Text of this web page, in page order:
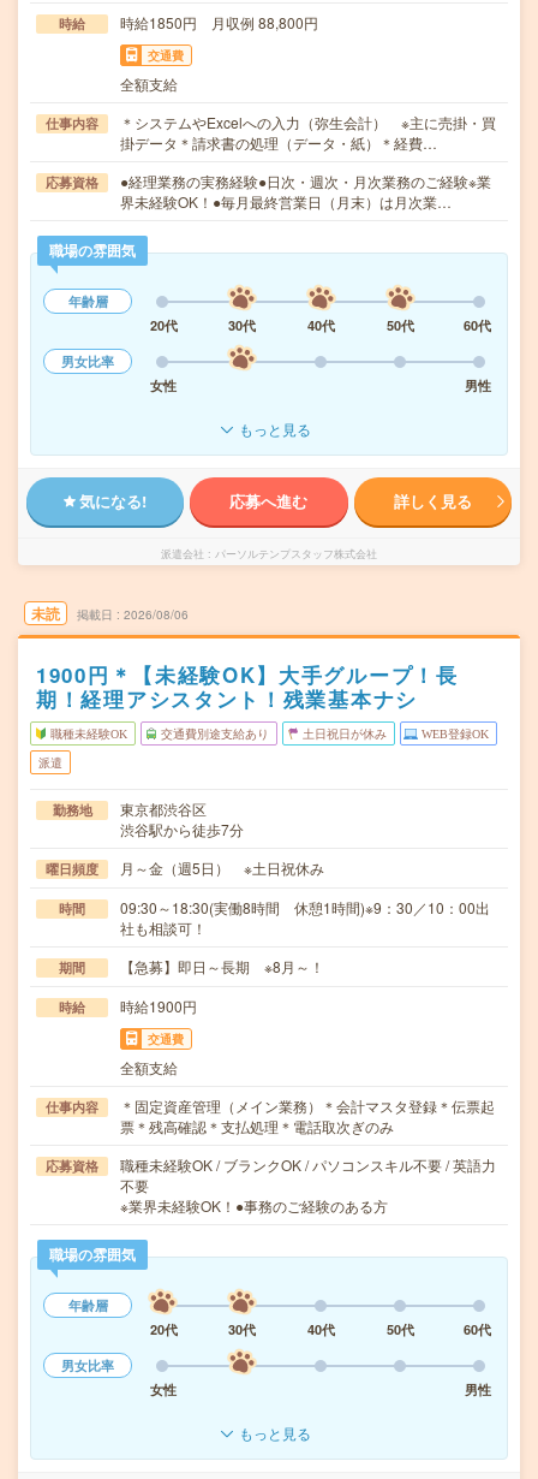
時給 時給1850円 月収例 88,800円
交通費
全額支給
仕事内容
＊システムやExcelへの入力（弥生会計） ※主に売掛・買
掛データ＊請求書の処理（データ・紙）＊経費…
応募資格
●経理業務の実務経験●日次・週次・月次業務のご経験※業
界未経験OK！●毎月最終営業日（月末）は月次業…
職場の雰囲気
年齢層
20代
30代 40代 50代
60代
男女比率
女性
男性
もっと見る
気になる! 応募へ進む 詳しく見る
派遣会社 パーソルテンプスタッフ株式会社
未読 掲載日 2026/08/06
1900円＊【未経験OK】大手グループ！長
期！経理アシスタント！残業基本ナシ
職種未経験OK 交通費別途支給あり 土日祝日が休み WEB登録OK
派遣
勤務地
東京都渋谷区
渋谷駅から徒歩7分
曜日頻度 月～金（週5日） ※土日祝休み
時間
09:30～18:30(実働8時間 休憩1時間)※9：30／10：00出
社も相談可！
期間 【急募】即日～長期 ※8月～！
時給 時給1900円
交通費
全額支給
仕事内容
＊固定資産管理（メイン業務）＊会計マスタ登録＊伝票起
票＊残高確認＊支払処理＊電話取次ぎのみ
応募資格
職種未経験OK / ブランクOK / パソコンスキル不要 / 英語力
不要
※業界未経験OK！●事務のご経験のある方
職場の雰囲気
年齢層
20代
30代 40代 50代
60代
男女比率
女性
男性
もっと見る